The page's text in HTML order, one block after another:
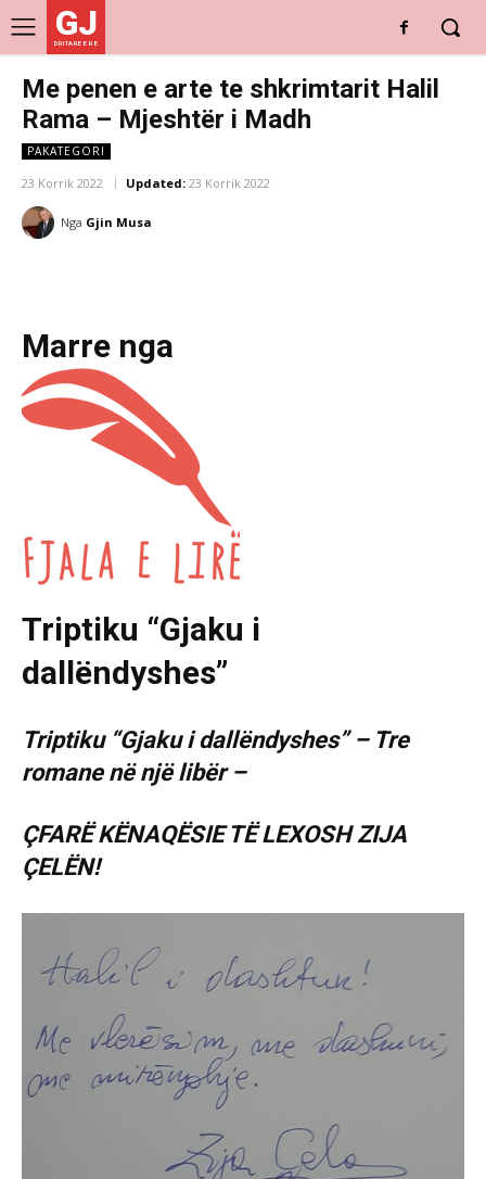
GJ
DRITARE E RE
Me penen e arte te shkrimtarit Halil
Rama – Mjeshtër i Madh
PAKATEGORI
23 Korrik 2022 Updated: 23 Korrik 2022
Nga Gjin Musa
Marre nga
Triptiku “Gjaku i
dallëndyshes”
Triptiku “Gjaku i dallëndyshes” – Tre
romane në një libër –
ÇFARË KËNAQËSIE TË LEXOSH ZIJA
ÇELËN!